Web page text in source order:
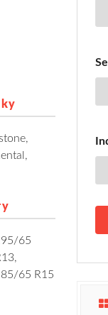
,
,
65
,
65 R15